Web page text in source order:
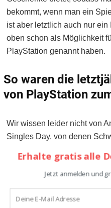
bekommt, wenn man ein
ist aber letztlich auch nur
oben schon als Möglichkeit
PlayStation genannt haben.
So waren die
von PlayStation
Wir wissen leider nicht von
Singles Day, von denen
Ländern gefeiert hat. Zum
Kunden 23 Spiele mit
auch Konsolen reduziert
sind das aber gute
Erhalte gratis alle
Jetzt anmelden und